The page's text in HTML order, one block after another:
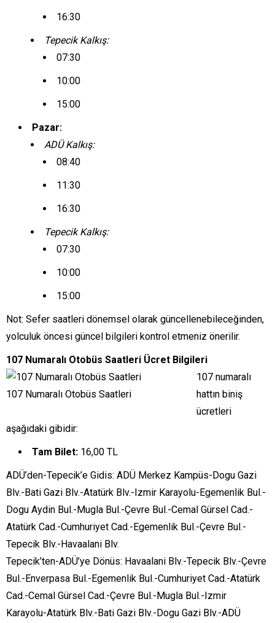
16:30
Tepecik Kalkış:
07:30
10:00
15:00
Pazar:
ADÜ Kalkış:
08:40
11:30
16:30
Tepecik Kalkış:
07:30
10:00
15:00
Not: Sefer saatleri dönemsel olarak güncellenebileceğinden,
yolculuk öncesi güncel bilgileri kontrol etmeniz önerilir.
107 Numaralı Otobüs Saatleri Ücret Bilgileri
107 Numaralı Otobüs Saatleri
107 numaralı
hattın biniş
ücretleri
aşağıdaki gibidir:
Tam Bilet: 16,00 TL
ADÜ’den-Tepecik’e Gidis: ADÜ Merkez Kampüs-Dogu Gazi
Blv.-Bati Gazi Blv.-Atatürk Blv.-Izmir Karayolu-Egemenlik Bul.-
Dogu Aydin Bul.-Mugla Bul.-Çevre Bul.-Cemal Gürsel Cad.-
Atatürk Cad.-Cumhuriyet Cad.-Egemenlik Bul.-Çevre Bul.-
Tepecik Blv.-Havaalani Blv.
Tepecik’ten-ADÜ’ye Dönüs: Havaalani Blv.-Tepecik Blv.-Çevre
Bul.-Enverpasa Bul.-Egemenlik Bul.-Cumhuriyet Cad.-Atatürk
Cad.-Cemal Gürsel Cad.-Çevre Bul.-Mugla Bul.-Izmir
Karayolu-Atatürk Blv.-Bati Gazi Blv.-Dogu Gazi Blv.-ADÜ